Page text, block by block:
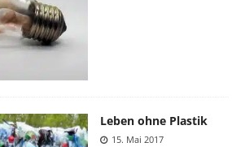
Leben ohne Plastik
15. Mai 2017